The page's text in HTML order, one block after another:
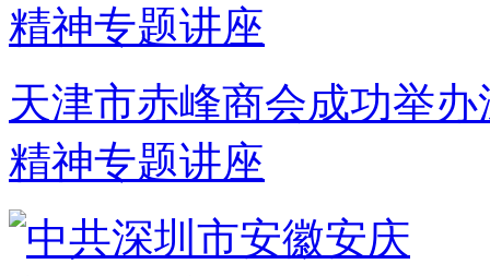
天津市赤峰商会成功举
精神专题讲座